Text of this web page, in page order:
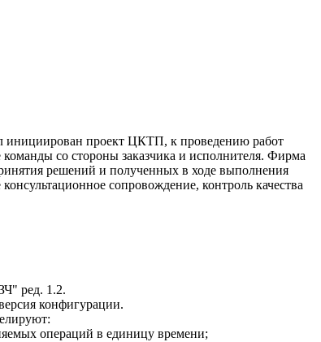
проект ЦКТП, к проведению работ
со стороны заказчика и исполнителя. Фирма
решений и полученных в ходе выполнения
сопровождение, контроль качества
ред. 1.2.
конфигурации.
операций в единицу времени;